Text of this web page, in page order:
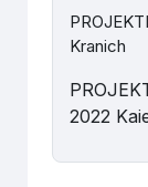
Kranich
2022